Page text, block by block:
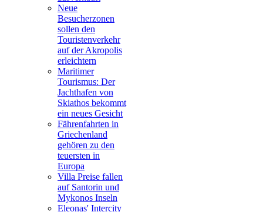
Neue
Besucherzonen
sollen den
Touristenverkehr
auf der Akropolis
erleichtern
Maritimer
Tourismus: Der
Jachthafen von
Skiathos bekommt
ein neues Gesicht
Fährenfahrten in
Griechenland
gehören zu den
teuersten in
Europa
Villa Preise fallen
auf Santorin und
Mykonos Inseln
Eleonas' Intercity